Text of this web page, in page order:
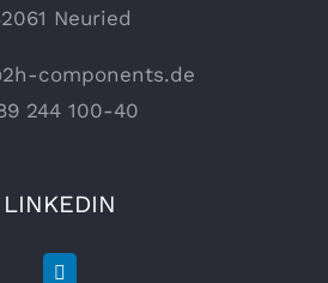
Neuried
components.de
244 100-40
LINKEDIN